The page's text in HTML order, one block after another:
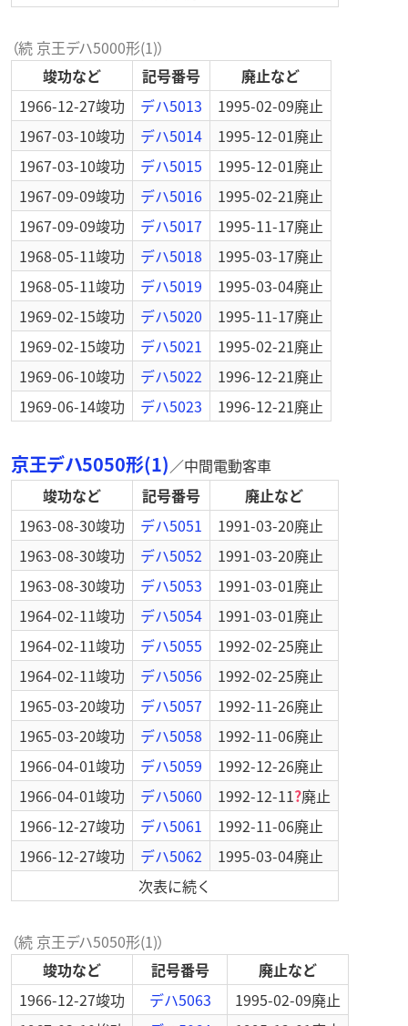
（続 京王デハ5000形(1)）
竣功など
記号番号
廃止など
1966-12-27竣功 デハ5013 1995-02-09廃止
1967-03-10竣功 デハ5014 1995-12-01廃止
1967-03-10竣功 デハ5015 1995-12-01廃止
1967-09-09竣功 デハ5016 1995-02-21廃止
1967-09-09竣功 デハ5017 1995-11-17廃止
1968-05-11竣功 デハ5018 1995-03-17廃止
1968-05-11竣功 デハ5019 1995-03-04廃止
1969-02-15竣功 デハ5020 1995-11-17廃止
1969-02-15竣功 デハ5021 1995-02-21廃止
1969-06-10竣功 デハ5022 1996-12-21廃止
1969-06-14竣功 デハ5023 1996-12-21廃止
京王デハ5050形(1)／中間電動客車
竣功など
記号番号
廃止など
1963-08-30竣功 デハ5051 1991-03-20廃止
1963-08-30竣功 デハ5052 1991-03-20廃止
1963-08-30竣功 デハ5053 1991-03-01廃止
1964-02-11竣功 デハ5054 1991-03-01廃止
1964-02-11竣功 デハ5055 1992-02-25廃止
1964-02-11竣功 デハ5056 1992-02-25廃止
1965-03-20竣功 デハ5057 1992-11-26廃止
1965-03-20竣功 デハ5058 1992-11-06廃止
1966-04-01竣功 デハ5059 1992-12-26廃止
1966-04-01竣功 デハ5060 1992-12-11?廃止
1966-12-27竣功 デハ5061 1992-11-06廃止
1966-12-27竣功 デハ5062 1995-03-04廃止
次表に続く
（続 京王デハ5050形(1)）
竣功など
記号番号
廃止など
1966-12-27竣功 デハ5063 1995-02-09廃止